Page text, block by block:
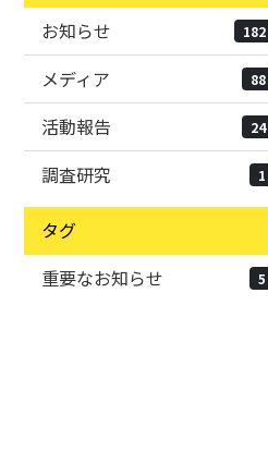
お知らせ
182
メディア 88
活動報告 24
調査研究 1
タグ
重要なお知らせ
5